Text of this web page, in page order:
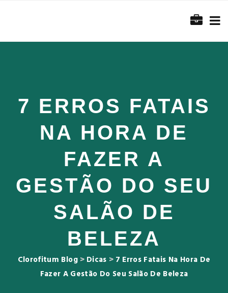
7 ERROS FATAIS
NA HORA DE
FAZER A
GESTÃO DO SEU
SALÃO DE
BELEZA
Clorofitum Blog> Dicas > 7 Erros Fatais Na Hora De
Fazer A Gestão Do Seu Salão De Beleza